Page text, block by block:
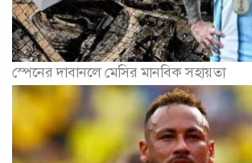
স্পেনের দাবানলে মেসির মানবিক সহায়তা